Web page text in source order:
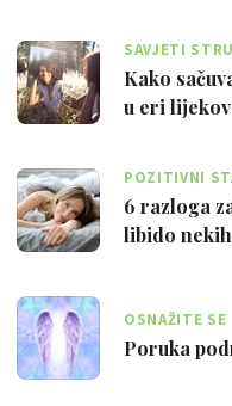
SAVJETI
Kako
u eri
POZITIVNI
6 razloga
libido
OSNAŽITE SE
Poruka